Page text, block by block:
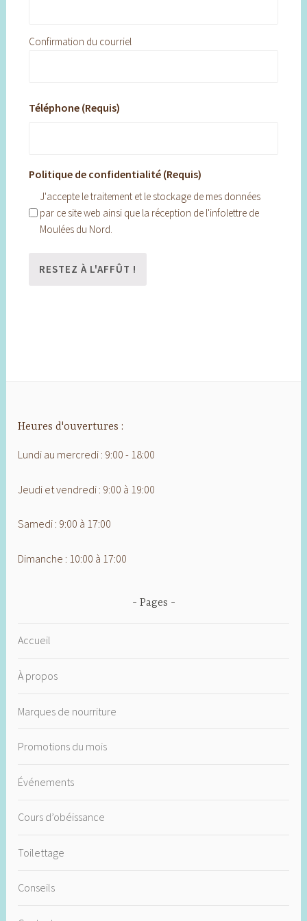
Confirmation du courriel
Téléphone (Requis)
Politique de confidentialité (Requis)
J'accepte le traitement et le stockage de mes données
par ce site web ainsi que la réception de l'infolettre de
Moulées du Nord.
Heures d'ouvertures :
Lundi au mercredi : 9:00 - 18:00
Jeudi et vendredi : 9:00 à 19:00
Samedi : 9:00 à 17:00
Dimanche : 10:00 à 17:00
Pages
Accueil
À propos
Marques de nourriture
Promotions du mois
Événements
Cours d’obéissance
Toilettage
Conseils